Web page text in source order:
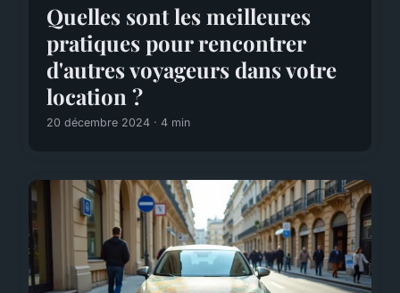
Quelles sont les meilleures
pratiques pour rencontrer
d'autres voyageurs dans votre
location ?
20 décembre 2024 · 4 min